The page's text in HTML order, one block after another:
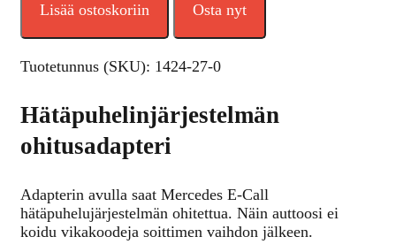
Lisää ostoskoriin Osta nyt
Tuotetunnus (SKU): 1424-27-0
Hätäpuhelinjärjestelmän
ohitusadapteri
Adapterin avulla saat Mercedes E-Call
hätäpuhelujärjestelmän ohitettua. Näin auttoosi ei
koidu vikakoodeja soittimen vaihdon jälkeen.